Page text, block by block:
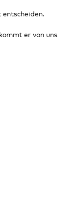
entscheiden.
er von uns